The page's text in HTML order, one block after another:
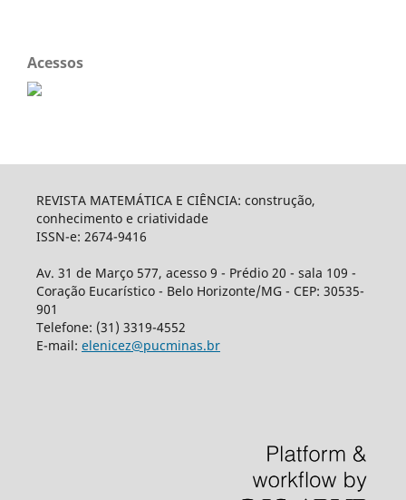
Acessos
REVISTA MATEMÁTICA E CIÊNCIA: construção,
conhecimento e criatividade
ISSN-e: 2674-9416
Av. 31 de Março 577, acesso 9 - Prédio 20 - sala 109 -
Coração Eucarístico - Belo Horizonte/MG - CEP: 30535-
901
Telefone: (31) 3319-4552
E-mail: elenicez@pucminas.br